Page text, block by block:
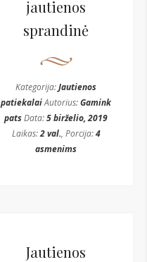
jautienos
sprandinė
Kategorija:Jautienos
patiekalaiAutorius:Gamink
patsData:5 birželio, 2019
Laikas:2 val., Porcija:4
asmenims
Jautienos